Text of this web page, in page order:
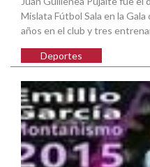
Mislata Fútbol Sala en la
años en el club y tres
Deportes